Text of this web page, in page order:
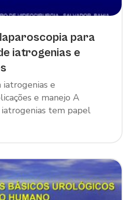
para
iatrogenias e
iatrogenias e
e manejo A
tem papel